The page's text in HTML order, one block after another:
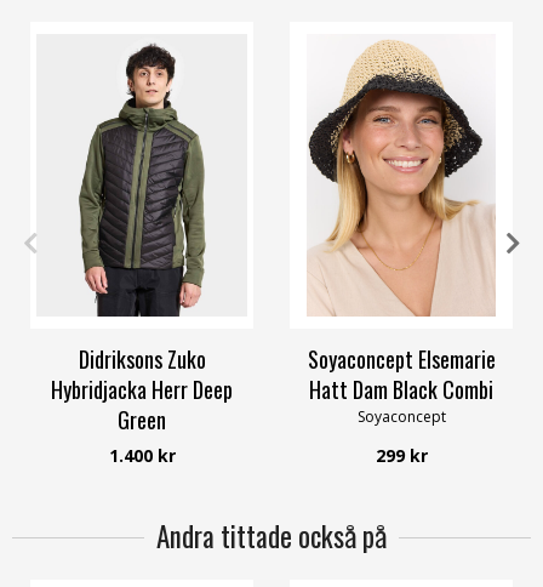
M L XXL
Didriksons Zuko
Hybridjacka Herr Deep
Green
Didriksons
1.400 kr
OneSize
Soyaconcept Elsemarie
Hatt Dam Black Combi
Soyaconcept
299 kr
Andra tittade också på